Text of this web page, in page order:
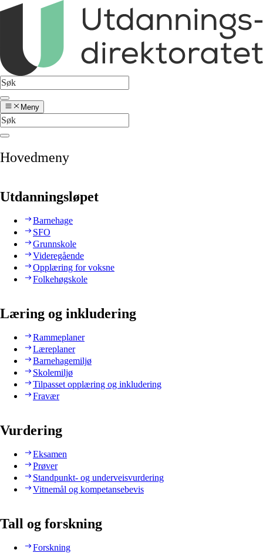
Meny
Hovedmeny
Utdanningsløpet
Barnehage
SFO
Grunnskole
Videregående
Opplæring for voksne
Folkehøgskole
Læring og inkludering
Rammeplaner
Læreplaner
Barnehagemiljø
Skolemiljø
Tilpasset opplæring og inkludering
Fravær
Vurdering
Eksamen
Prøver
Standpunkt- og underveisvurdering
Vitnemål og kompetansebevis
Tall og forskning
Forskning